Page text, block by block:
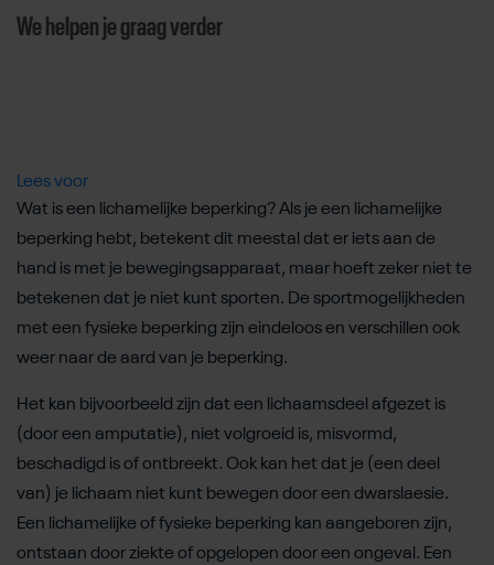
We helpen je graag verder
Lees voor
Wat is een lichamelijke beperking? Als je een lichamelijke
beperking hebt, betekent dit meestal dat er iets aan de
hand is met je bewegingsapparaat, maar hoeft zeker niet te
betekenen dat je niet kunt sporten. De sportmogelijkheden
met een fysieke beperking zijn eindeloos en verschillen ook
weer naar de aard van je beperking.
Het kan bijvoorbeeld zijn dat een lichaamsdeel afgezet is
(door een amputatie), niet volgroeid is, misvormd,
beschadigd is of ontbreekt. Ook kan het dat je (een deel
van) je lichaam niet kunt bewegen door een dwarslaesie.
Een lichamelijke of fysieke beperking kan aangeboren zijn,
ontstaan door ziekte of opgelopen door een ongeval. Een